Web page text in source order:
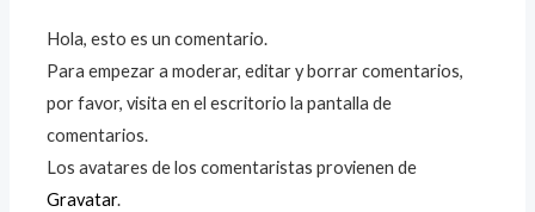
Hola, esto es un comentario.
Para empezar a moderar, editar y borrar comentarios,
por favor, visita en el escritorio la pantalla de
comentarios.
Los avatares de los comentaristas provienen de
Gravatar.